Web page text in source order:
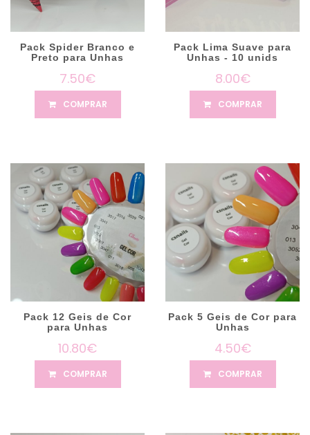
Pack Spider Branco e
Preto para Unhas
7.50€
COMPRAR
Pack Lima Suave para
Unhas - 10 unids
8.00€
COMPRAR
Pack 12 Geis de Cor
para Unhas
10.80€
COMPRAR
Pack 5 Geis de Cor para
Unhas
4.50€
COMPRAR